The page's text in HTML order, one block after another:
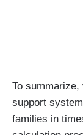
To
support
families in